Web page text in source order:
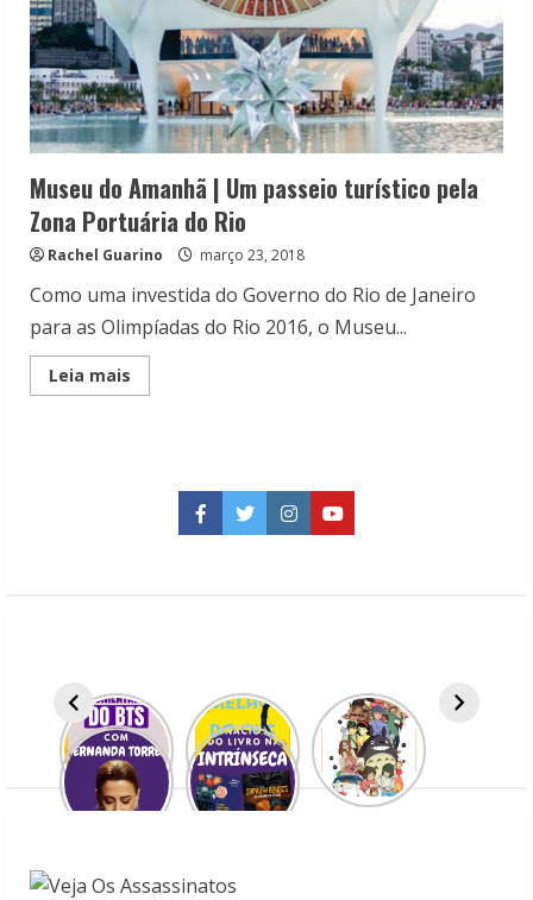
Museu do Amanhã | Um passeio turístico pela
Zona Portuária do Rio
Rachel Guarino março 23, 2018
Como uma investida do Governo do Rio de Janeiro
para as Olimpíadas do Rio 2016, o Museu...
Leia mais
more
passeio
turísticoFacebook
TwitterInstagramYouTube